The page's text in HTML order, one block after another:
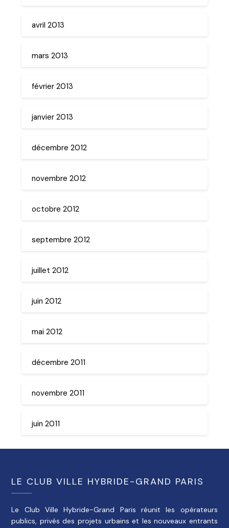
avril 2013
mars 2013
février 2013
janvier 2013
décembre 2012
novembre 2012
octobre 2012
septembre 2012
juillet 2012
juin 2012
mai 2012
décembre 2011
novembre 2011
juin 2011
LE CLUB VILLE HYBRIDE-GRAND PARIS
Le Club Ville Hybride-Grand Paris réunit les opérateurs
publics, privés des projets urbains et les nouveaux entrants